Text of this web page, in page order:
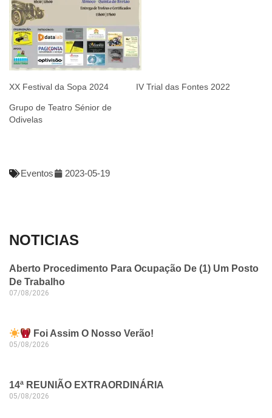
XX Festival da Sopa 2024 IV Trial das Fontes 2022
Grupo de Teatro Sénior de
Odivelas
Eventos 2023-05-19
NOTICIAS
Aberto Procedimento Para Ocupação De (1) Um Posto
De Trabalho
07/08/2026
Foi Assim O Nosso Verão!
05/08/2026
14ª REUNIÃO EXTRAORDINÁRIA
05/08/2026